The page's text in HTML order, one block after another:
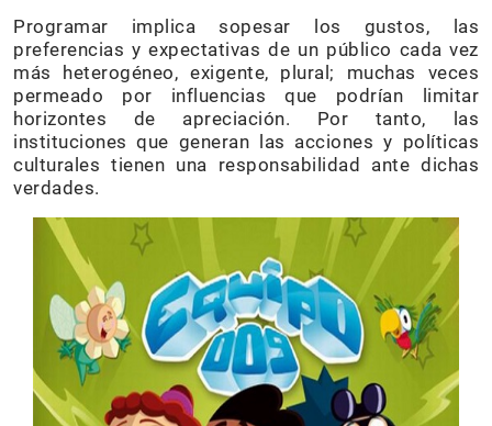
Programar implica sopesar los gustos, las
preferencias y expectativas de un público cada vez
más heterogéneo, exigente, plural; muchas veces
permeado por influencias que podrían limitar
horizontes de apreciación. Por tanto, las
instituciones que generan las acciones y políticas
culturales tienen una responsabilidad ante dichas
verdades.